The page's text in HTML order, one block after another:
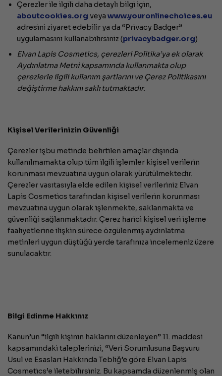
Çerezler ile ilgili daha detaylı bilgi için,
aboutcookies.orgveya www.youronlinechoices.eu
adresini ziyaret edebilir ya da “Privacy Badger”
uygulamasını kullanabilirsiniz (privacybadger.org)
Elvan Lapis Cosmetics, çerezleri Politika’ya ek olarak
Aydınlatma Metni kapsamında kullanmakta olup
çerezlerle ilgili kullanım şartlarını ve Çerez Politikasını
değiştirme hakkını saklı tutmaktadır.
Kişisel Verilerinizin Güvenliği
Çerezler işbu metinde belirtilen amaçlar dışında
kullanılmamakta olup tüm ilgili işlemler kişisel verilerin
korunması mevzuatına uygun olarak yürütülmektedir.
Çerezler vasıtasıyla elde edilen kişisel verileriniz Elvan
Lapis Cosmetics tarafından kişisel verilerin korunması
mevzuatına uygun olarak işlenmekte, saklanmakta ve
güvenliği sağlanmaktadır. Çerez harici kişisel veri işleme
faaliyetlerine ilişkin sürece özgülenmiş aydınlatma
metinleri uygun düştüğü yerde tarafınıza incelemeniz üzere
sunulacaktır.
Bilgi Edinme Hakkınız
Kanun’un “ilgili kişinin haklarını düzenleyen” 11. maddesi
kapsamındaki taleplerinizi, “Veri Sorumlusuna Başvuru
Usul ve Esasları Hakkında Tebliğ’e göre Elvan Lapis
Cosmetics’e iletebilirsiniz. Bu kapsamda düzenlenmiş olan